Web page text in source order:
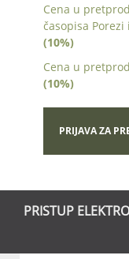
Cena u
časopisa
(10%)
Cena u
(10%)
PRIJAVA ZA
PRISTUP